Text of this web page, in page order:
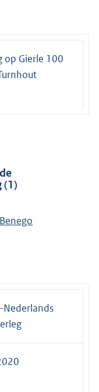
op Gierle 100
(1)
Nederlands